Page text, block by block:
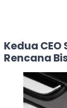
Kedua
Rencana